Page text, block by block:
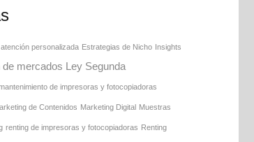
atención personalizada Estrategias de Nicho Insights
de mercados
Ley Segunda
de impresoras y fotocopiadoras
de Contenidos Marketing Digital Muestras
renting de impresoras y fotocopiadoras Renting